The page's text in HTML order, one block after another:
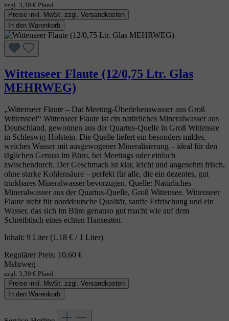
zzgl. 3,30 € Pfand
Preise inkl. MwSt. zzgl. Versandkosten
In den Warenkorb
Wittenseer Flaute (12/0,75 Ltr. Glas
MEHRWEG)
„Wittenseer Flaute – Dat Meeting‑Überlebenswasser aus Groß
Wittensee!“ Wittenseer Flaute ist ein natürliches Mineralwasser aus
Deutschland, gewonnen aus der Quartus‑Quelle in Groß Wittensee
in Schleswig‑Holstein. Die Quelle liefert ein besonders mildes,
weiches Wasser mit ausgewogener Mineralisierung – ideal für den
täglichen Genuss im Büro, bei Meetings oder einfach
zwischendurch. Der Geschmack ist klar, leicht und angenehm frisch,
ohne starke Kohlensäure – perfekt für alle, die ein dezentes, gut
trinkbares Mineralwasser bevorzugen. Quelle: Natürliches
Mineralwasser aus der Quartus‑Quelle, Groß Wittensee. Wittenseer
Flaute steht für norddeutsche Qualität, sanfte Erfrischung und ein
Wasser, das sich im Büro genauso gut macht wie auf dem
Schreibtisch eines echten Hanseaten.
Inhalt: 9 Liter (1,18 € / 1 Liter)
Regulärer Preis: 10,60 €
Mehrweg
zzgl. 3,30 € Pfand
Preise inkl. MwSt. zzgl. Versandkosten
In den Warenkorb